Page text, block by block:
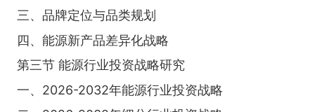
三、品牌定位与品类规划
四、能源新产品差异化战略
第三节 能源行业投资战略研究
一、2026-2032年能源行业投资战略